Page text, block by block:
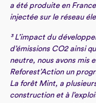
a été produite en
injectée sur le réseau
³ L’impact du
d’émissions CO2 ainsi
neutre, nous avons mis
Reforest’Action un
La forêt Mint, a
construction et à